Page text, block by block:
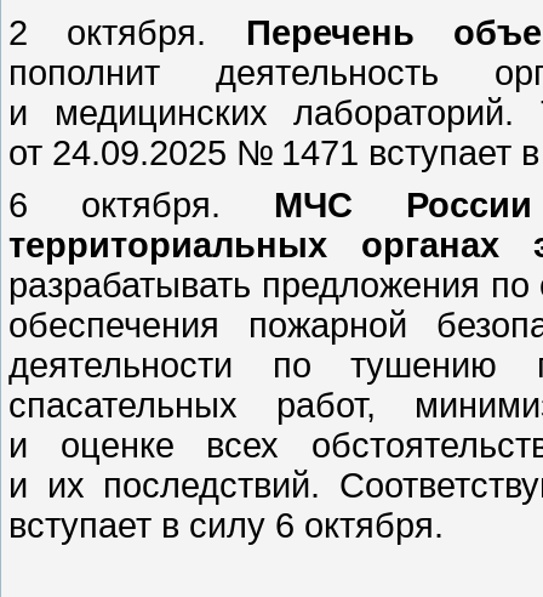
2 октября. Перечень
пополнит деятельность
и медицинских лабораторий.
от 24.09.2025 № 1471 вступает
6 октября. МЧС
территориальных органах
разрабатывать предложения
обеспечения пожарной
деятельности по тушению
спасательных работ,
и оценке всех
и их последствий.
вступает в силу 6 октября.